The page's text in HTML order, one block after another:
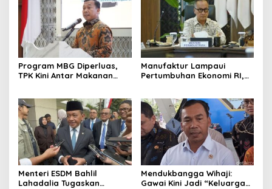
Program MBG Diperluas,
TPK Kini Antar Makanan
Manufaktur Lampaui
Pertumbuhan Ekonomi RI,
Industrialisasi
Menteri ESDM Bahlil
Lahadalia Tugaskan
Mendukbangga Wihaji:
Gawai Kini Jadi “Keluarga